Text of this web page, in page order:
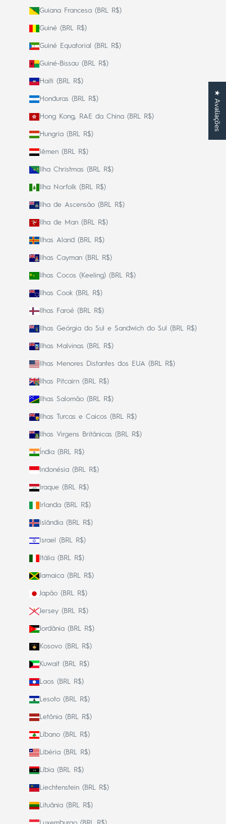
Guiana Francesa (BRL R$)
Guiné (BRL R$)
Guiné Equatorial (BRL R$)
Guiné-Bissau (BRL R$)
Haiti (BRL R$)
Honduras (BRL R$)
Hong Kong, RAE da China (BRL R$)
Hungria (BRL R$)
Iêmen (BRL R$)
Ilha Christmas (BRL R$)
Ilha Norfolk (BRL R$)
Ilha de Ascensão (BRL R$)
Ilha de Man (BRL R$)
Ilhas Aland (BRL R$)
Ilhas Cayman (BRL R$)
Ilhas Cocos (Keeling) (BRL R$)
Ilhas Cook (BRL R$)
Ilhas Faroé (BRL R$)
Ilhas Geórgia do Sul e Sandwich do Sul (BRL R$)
Ilhas Malvinas (BRL R$)
Ilhas Menores Distantes dos EUA (BRL R$)
Ilhas Pitcairn (BRL R$)
Ilhas Salomão (BRL R$)
Ilhas Turcas e Caicos (BRL R$)
Ilhas Virgens Britânicas (BRL R$)
Índia (BRL R$)
Indonésia (BRL R$)
Iraque (BRL R$)
Irlanda (BRL R$)
Islândia (BRL R$)
Israel (BRL R$)
Itália (BRL R$)
Jamaica (BRL R$)
Japão (BRL R$)
Jersey (BRL R$)
Jordânia (BRL R$)
Kosovo (BRL R$)
Kuwait (BRL R$)
Laos (BRL R$)
Lesoto (BRL R$)
Letônia (BRL R$)
Líbano (BRL R$)
Libéria (BRL R$)
Líbia (BRL R$)
Liechtenstein (BRL R$)
Lituânia (BRL R$)
★ Avaliações